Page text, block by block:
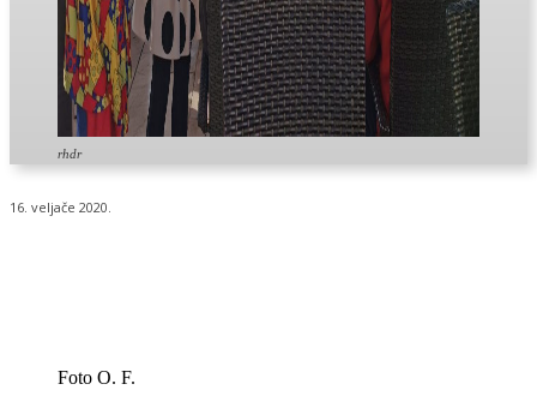
rhdr
16. veljače 2020.
Foto O. F.